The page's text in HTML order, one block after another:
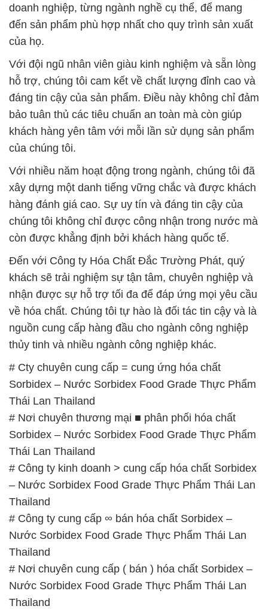
doanh nghiệp, từng ngành nghề cụ thể, để mang
đến sản phẩm phù hợp nhất cho quy trình sản xuất
của họ.
Với đội ngũ nhân viên giàu kinh nghiệm và sẵn lòng
hỗ trợ, chúng tôi cam kết về chất lượng đỉnh cao và
đáng tin cậy của sản phẩm. Điều này không chỉ đảm
bảo tuân thủ các tiêu chuẩn an toàn mà còn giúp
khách hàng yên tâm với mỗi lần sử dụng sản phẩm
của chúng tôi.
Với nhiều năm hoạt động trong ngành, chúng tôi đã
xây dựng một danh tiếng vững chắc và được khách
hàng đánh giá cao. Sự uy tín và đáng tin cậy của
chúng tôi không chỉ được công nhận trong nước mà
còn được khẳng định bởi khách hàng quốc tế.
Đến với Công ty Hóa Chất Đắc Trường Phát, quý
khách sẽ trải nghiệm sự tận tâm, chuyên nghiệp và
nhận được sự hỗ trợ tối đa để đáp ứng mọi yêu cầu
về hóa chất. Chúng tôi tự hào là đối tác tin cậy và là
nguồn cung cấp hàng đầu cho ngành công nghiệp
thủy tinh và nhiều ngành công nghiệp khác.
# Cty chuyên cung cấp = cung ứng hóa chất
Sorbidex – Nước Sorbidex Food Grade Thực Phẩm
Thái Lan Thailand
# Nơi chuyên thương mại ■ phân phối hóa chất
Sorbidex – Nước Sorbidex Food Grade Thực Phẩm
Thái Lan Thailand
# Công ty kinh doanh > cung cấp hóa chất Sorbidex
– Nước Sorbidex Food Grade Thực Phẩm Thái Lan
Thailand
# Công ty cung cấp ∞ bán hóa chất Sorbidex –
Nước Sorbidex Food Grade Thực Phẩm Thái Lan
Thailand
# Nơi chuyên cung cấp ( bán ) hóa chất Sorbidex –
Nước Sorbidex Food Grade Thực Phẩm Thái Lan
Thailand